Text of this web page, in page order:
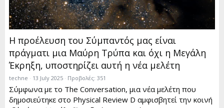
Η προέλευση του Σύμπαντός μας είναι
πράγματι μια Μαύρη Τρύπα και όχι η Μεγάλη
Έκρηξη, υποστηρίζει αυτή η νέα μελέτη
techne 13 July 2025 Προβολές: 351
Σύμφωνα με το The Conversation, μια νέα μελέτη που
δημοσιεύτηκε στο Physical Review D αμφισβητεί την κοινή